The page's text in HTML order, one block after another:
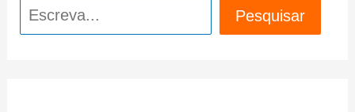
Pesquisar Pesquisar